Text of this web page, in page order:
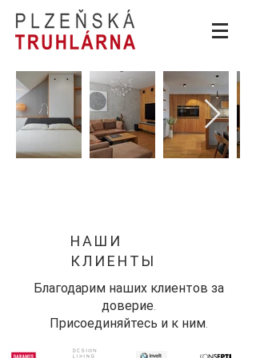
НАШИ
КЛИЕНТЫ
Благодарим наших клиентов за
доверие.
Присоединяйтесь и к ним.